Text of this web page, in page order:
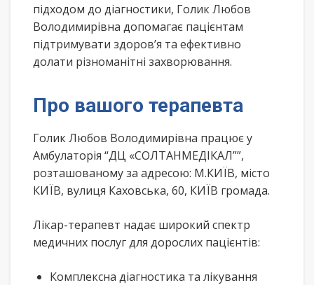
підходом до діагностики, Голик Любов
Володимирівна допомагає пацієнтам
підтримувати здоров’я та ефективно
долати різноманітні захворювання.
Про вашого терапевта
Голик Любов Володимирівна працює у
Амбулаторія “ДЦ «СОЛТАНМЕДІКАЛ””,
розташованому за адресою: М.КИЇВ, місто
КИЇВ, вулиця Каховська, 60, КИЇВ громада.
Лікар-терапевт надає широкий спектр
медичних послуг для дорослих пацієнтів:
Комплексна діагностика та лікування